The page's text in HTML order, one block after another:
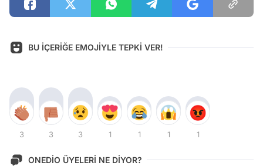
BU İÇERİĞE EMOJİYLE TEPKİ VER!
3 3 3 1 1 1 1
ONEDİO ÜYELERİ NE DİYOR?